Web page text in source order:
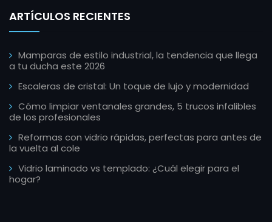
ARTÍCULOS RECIENTES
Mamparas de estilo industrial, la tendencia que llega
a tu ducha este 2026
Escaleras de cristal: Un toque de lujo y modernidad
Cómo limpiar ventanales grandes, 5 trucos infalibles
de los profesionales
Reformas con vidrio rápidas, perfectas para antes de
la vuelta al cole
Vidrio laminado vs templado: ¿Cuál elegir para el
hogar?